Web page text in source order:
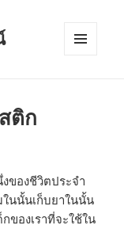
ติก
ของชีวิตประจำ
ในนั้นเก็บยาในนั้น
ของเราที่จะใช้ใน